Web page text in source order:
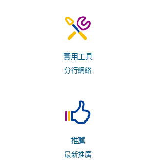
實用工具
分行網絡
推薦
最新推廣